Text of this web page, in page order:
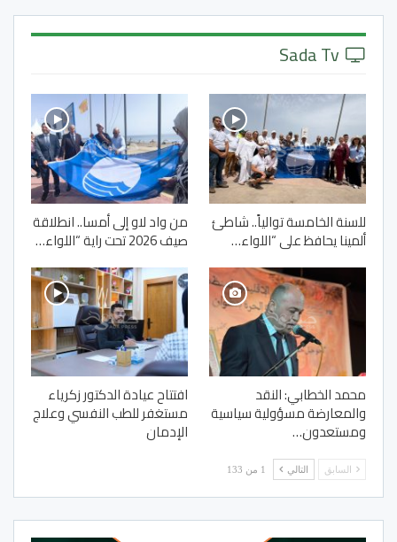
للسنة الخامسة توالياً.. شاطئ
ألمينا يحافظ على “اللواء…
من واد لاو إلى أمسا.. انطلاقة
صيف 2026 تحت راية “اللواء…
محمد الخطابي: النقد
والمعارضة مسؤولية سياسية
ومستعدون…
افتتاح عيادة الدكتور زكرياء
مستغفر للطب النفسي وعلاج
الإدمان
السابق التالي 1 من 133